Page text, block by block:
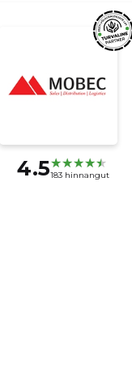
4.5183 hinnangut